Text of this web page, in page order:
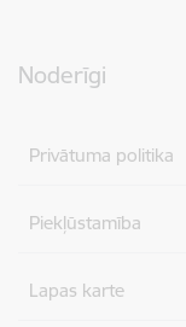
Noderīgi
Privātuma politika
Piekļūstamība
Lapas karte